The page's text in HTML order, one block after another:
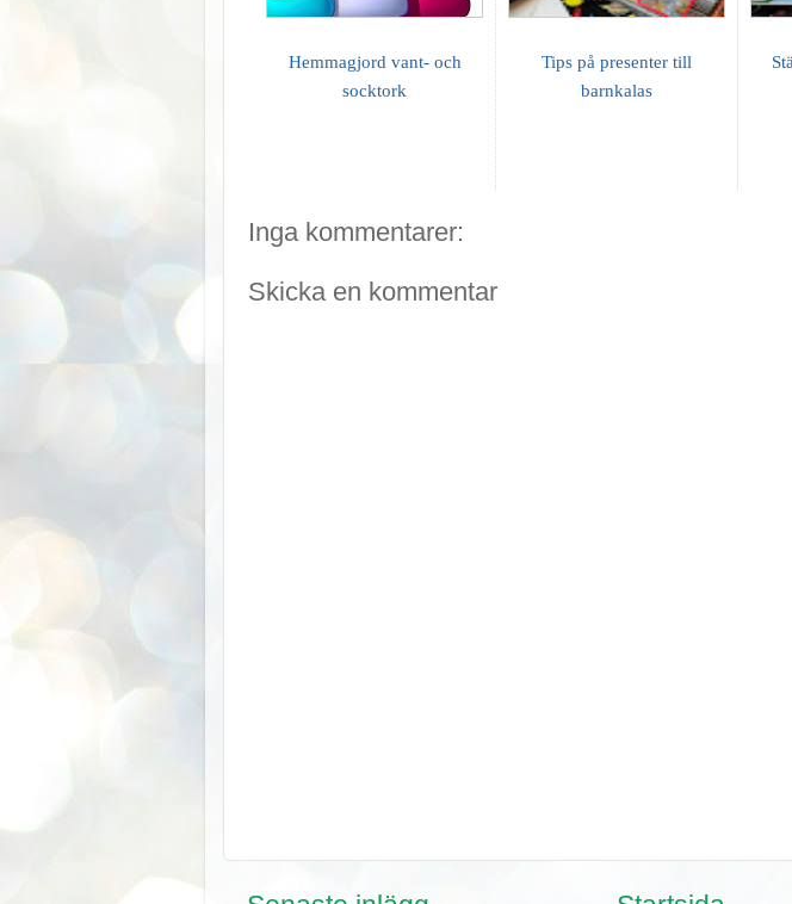
Hemmagjord vant- och
socktork
Tips på presenter till
barnkalas
Inga kommentarer:
Skicka en kommentar